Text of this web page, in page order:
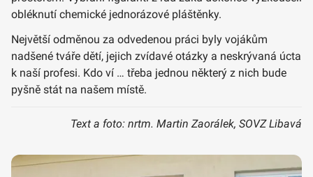
obléknutí chemické jednorázové pláštěnky.
Největší odměnou za odvedenou práci byly vojákům
nadšené tváře dětí, jejich zvídavé otázky a neskrývaná úcta
k naší profesi. Kdo ví … třeba jednou některý z nich bude
pyšně stát na našem místě.
Text a foto: nrtm. Martin Zaorálek, SOVZ Libavá